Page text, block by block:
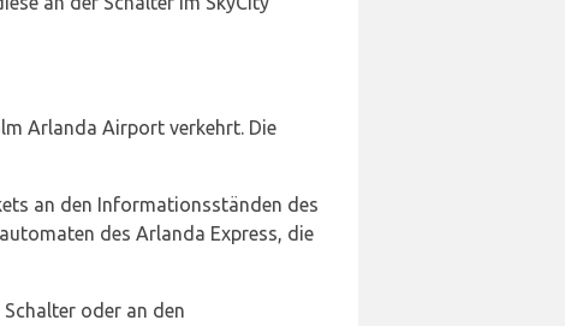
Arlanda Airport verkehrt. Die
an den Informationsständen des
des Arlanda Express, die
oder an den